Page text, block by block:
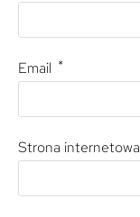
Email *
Strona internetowa